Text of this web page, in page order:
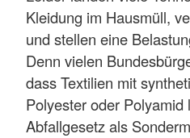
Kleidung im Hausmüll,
und stellen eine
Denn vielen
dass Textilien mit
Polyester oder Polyamid
Abfallgesetz als